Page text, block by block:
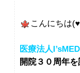
こんにちは
医療法人
開院３０周年